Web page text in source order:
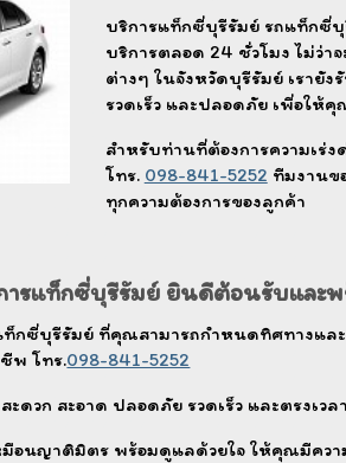
บริการแท็กซี่บุรีรัมย์ รถแท็กซี่
บริการตลอด 24 ชั่วโมง ไม่ว่า
ต่างๆ ในจังหวัดบุรีรัมย์ เรายัง
รวดเร็ว และปลอดภัย เพื่อให้
สำหรับท่านที่ต้องการความเร่
โทร. 098-841-5252 ทีมงานข
ทุกความต้องการของลูกค้า
รแท็กซี่บุรีรัมย์ ยินดีต้อนรับและพ
ซี่บุรีรัมย์ ที่คุณสามารถกำหนดทิศทางและ
พ โทร.098-841-5252
ดวก สะอาด ปลอดภัย รวดเร็ว และตรงเว
มือนญาติมิตร พร้อมดูแลด้วยใจ ให้คุณมีคว